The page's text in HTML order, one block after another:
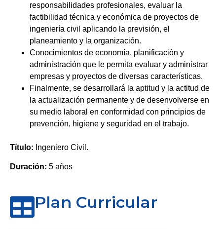
responsabilidades profesionales, evaluar la
factibilidad técnica y económica de proyectos de
ingeniería civil aplicando la previsión, el
planeamiento y la organización.
Conocimientos de economía, planificación y
administración que le permita evaluar y administrar
empresas y proyectos de diversas características.
Finalmente, se desarrollará la aptitud y la actitud de
la actualización permanente y de desenvolverse en
su medio laboral en conformidad con principios de
prevención, higiene y seguridad en el trabajo.
Título: Ingeniero Civil.
Duración: 5 años
Plan Curricular